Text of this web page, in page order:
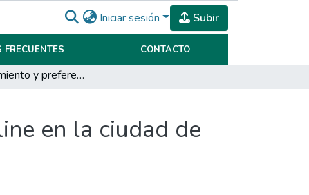
Iniciar sesión Subir
FRECUENTES CONTACTO
Comportamiento y preferencias del consumidor online en la ciudad de Villa María.
en la ciudad de